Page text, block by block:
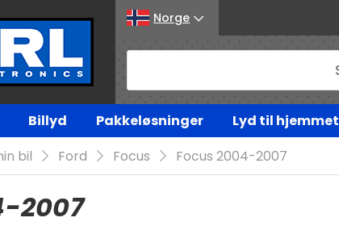
Norge
Billyd Pakkeløsninger Lyd til hjemmet
bil Ford Focus Focus 2004-2007
2007